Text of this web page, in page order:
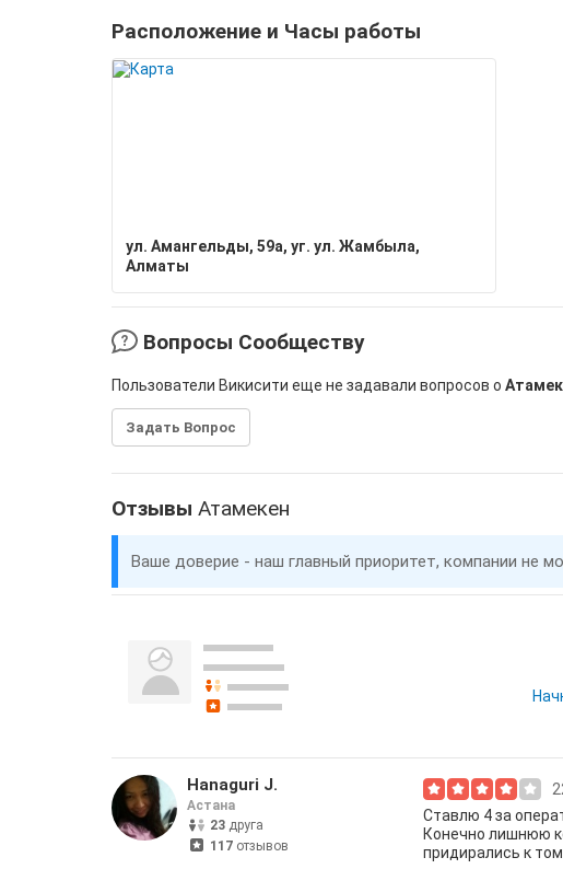
Расположение и Часы работы
ул. Амангельды, 59а, уг. ул. Жамбыла,
Алматы
Вопросы Сообществу
Пользователи Викисити еще не задавали вопросов о
Задать Вопрос
Отзывы Атамекен
Ваше доверие - наш главный приоритет, компании не
Hanaguri J.
Астана
23 друга
117 отзывов
Ставлю 4 за
Конечно лишнюю
придирались к